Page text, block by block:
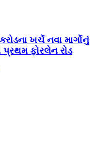
ખર્ચે નવા માર્ગોનું
ફોરલેન રોડ